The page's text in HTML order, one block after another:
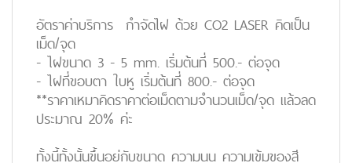
อัตราค่าบริการ กำจัดไฝ ด้วย CO2 LASER คิดเป็น
เม็ด/จุด
- ไฝขนาด 3 - 5 mm. เริ่มต้นที่ 500.- ต่อจุด
- ไฝที่ขอบตา ใบหู เริ่มต้นที่ 800.- ต่อจุด
**ราคาเหมาคิดราคาต่อเม็ดตามจำนวนเม็ด/จุด แล้วลด
ประมาณ 20% ค่ะ
ทั้งนี้ทั้งนั้นขึ้นอยู่กับขนาด ความนูน ความเข้มของสี